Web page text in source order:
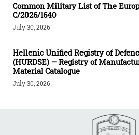
Common Military List of The
C/2026/1640
July 30, 2026
Hellenic Unified Registry of
(HURDSE) – Registry of
Material Catalogue
July 30, 2026